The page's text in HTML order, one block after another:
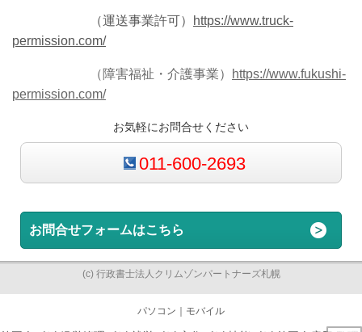
（運送事業許可）
https://www.truck-
permission.com/
（障害福祉・介護事業）
https://www.fukushi-
permission.com/
お気軽にお問合せください
011-600-2693
お問合せフォームはこちら
(c) 行政書士法人クリムゾンパートナーズ札幌
パソコン ｜モバイル